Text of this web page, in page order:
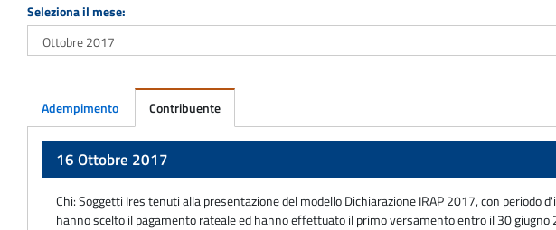
Seleziona il mese:
Adempimento Contribuente
16 Ottobre 2017
Chi:Soggetti Ires tenuti alla presentazione del modello Dichiarazione IRAP 2017, con
hanno scelto il pagamento rateale ed hanno effettuato il primo versamento entro il 30 giugno